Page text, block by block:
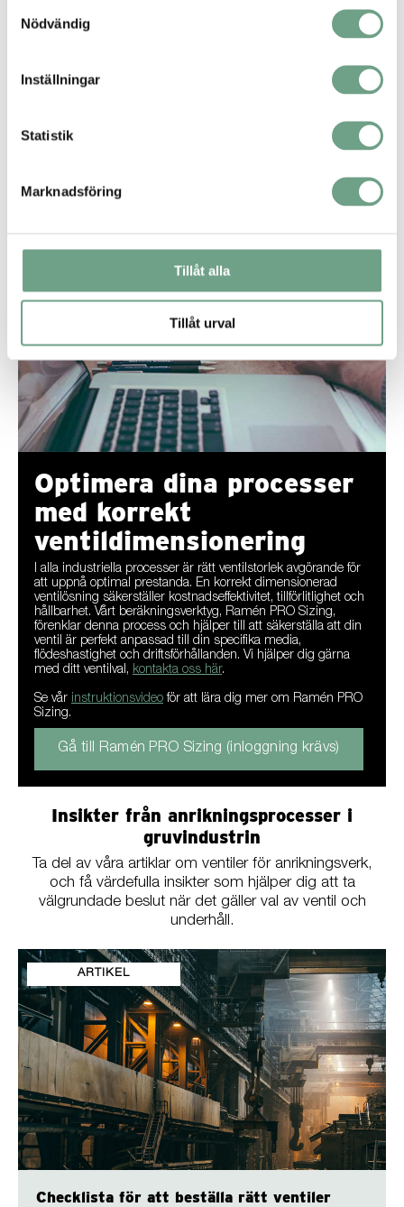
Nödvändig
Inställningar
Statistik
Marknadsföring
Tillåt alla
Tillåt urval
Exempel på gruvverksamheter som har optimerat både
Optimera dina processer
med korrekt
ventildimensionering
I alla industriella processer är rätt ventilstorlek avgörande för
att uppnå optimal prestanda. En korrekt dimensionerad
ventilösning säkerställer kostnadseffektivitet, tillförlitlighet och
hållbarhet. Vårt beräkningsverktyg, Ramén PRO Sizing,
förenklar denna process och hjälper till att säkerställa att din
ventil är perfekt anpassad till din specifika media,
flödeshastighet och driftsförhållanden. Vi hjälper dig gärna
med ditt ventilval, kontakta oss här.
Se vår instruktionsvideo för att lära dig mer om Ramén PRO
Sizing.
Gå till Ramén PRO Sizing (inloggning krävs)
Insikter från anrikningsprocesser i
gruvindustrin
Ta del av våra artiklar om ventiler för anrikningsverk,
och få värdefulla insikter som hjälper dig att ta
välgrundade beslut när det gäller val av ventil och
underhåll.
ARTIKEL
Checklista för att beställa rätt ventiler